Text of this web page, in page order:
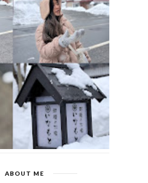
ABOUT ME